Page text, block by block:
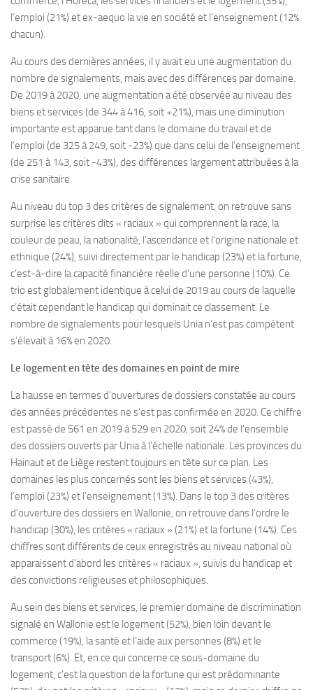
l’emploi (21%) et ex-aequo la vie en société et l’enseignement (12%
chacun).
Au cours des dernières années, il y avait eu une augmentation du
nombre de signalements, mais avec des différences par domaine.
De 2019 à 2020, une augmentation a été observée au niveau des
biens et services (de 344 à 416, soit +21%), mais une diminution
importante est apparue tant dans le domaine du travail et de
l’emploi (de 325 à 249, soit -23%) que dans celui de l’enseignement
(de 251 à 143, soit -43%), des différences largement attribuées à la
crise sanitaire.
Au niveau du top 3 des critères de signalement, on retrouve sans
surprise les critères dits « raciaux » qui comprennent la race, la
couleur de peau, la nationalité, l’ascendance et l’origine nationale et
ethnique (24%), suivi directement par le handicap (23%) et la fortune,
c’est-à-dire la capacité financière réelle d’une personne (10%). Ce
trio est globalement identique à celui de 2019 au cours de laquelle
c’était cependant le handicap qui dominait ce classement. Le
nombre de signalements pour lesquels Unia n’est pas compétent
s’élevait à 16% en 2020.
Le logement en tête des domaines en point de mire
La hausse en termes d’ouvertures de dossiers constatée au cours
des années précédentes ne s’est pas confirmée en 2020. Ce chiffre
est passé de 561 en 2019 à 529 en 2020, soit 24% de l’ensemble
des dossiers ouverts par Unia à l’échelle nationale. Les provinces du
Hainaut et de Liège restent toujours en tête sur ce plan. Les
domaines les plus concernés sont les biens et services (43%),
l’emploi (23%) et l’enseignement (13%). Dans le top 3 des critères
d’ouverture des dossiers en Wallonie, on retrouve dans l’ordre le
handicap (30%), les critères « raciaux » (21%) et la fortune (14%). Ces
chiffres sont différents de ceux enregistrés au niveau national où
apparaissent d’abord les critères « raciaux », suivis du handicap et
des convictions religieuses et philosophiques.
Au sein des biens et services, le premier domaine de discrimination
signalé en Wallonie est le logement (52%), bien loin devant le
commerce (19%), la santé et l’aide aux personnes (8%) et le
transport (6%). Et, en ce qui concerne ce sous-domaine du
logement, c’est la question de la fortune qui est prédominante